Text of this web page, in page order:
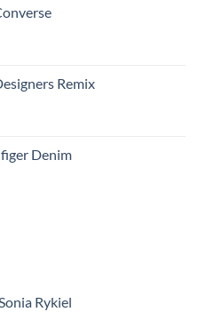
Remix
Denim
Rykiel